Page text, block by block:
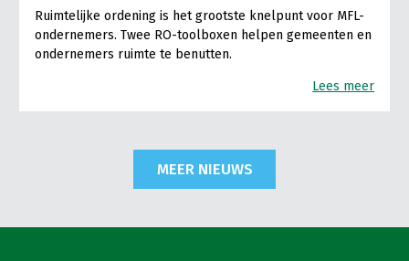
Ruimtelijke ordening is het grootste knelpunt voor MFL-
ondernemers. Twee RO-toolboxen helpen gemeenten en
ondernemers ruimte te benutten.
Lees meer
MEER NIEUWS